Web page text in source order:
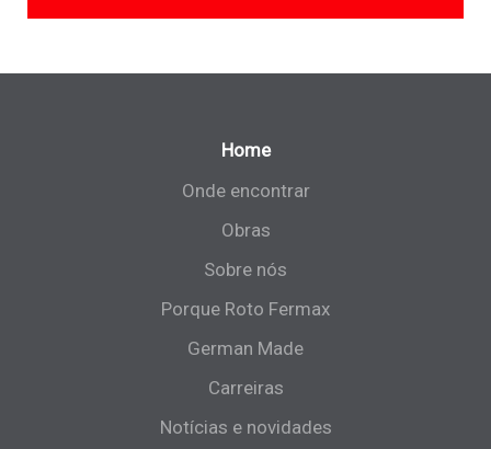
Home
Onde encontrar
Obras
Sobre nós
Porque Roto Fermax
German Made
Carreiras
Notícias e novidades